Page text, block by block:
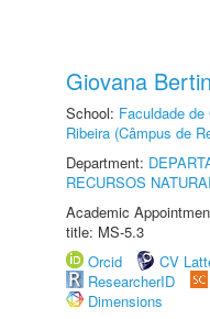
Giovana
School: Faculdade
Ribeira (Câmpus de
Department:
RECURSOS
Academic
title: MS-5.3
Orcid
CV
ResearcherID
Dimensions